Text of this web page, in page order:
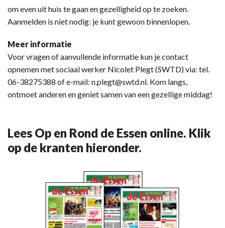
om even uit huis te gaan en gezelligheid op te zoeken.
Aanmelden is niet nodig: je kunt gewoon binnenlopen.
Meer informatie
Voor vragen of aanvullende informatie kun je contact
opnemen met sociaal werker Nicolet Plegt (SWTD) via: tel.
06-38275388 of e-mail: n.plegt@swtd.nl. Kom langs,
ontmoet anderen en geniet samen van een gezellige middag!
Lees Op en Rond de Essen online. Klik
op de kranten hieronder.